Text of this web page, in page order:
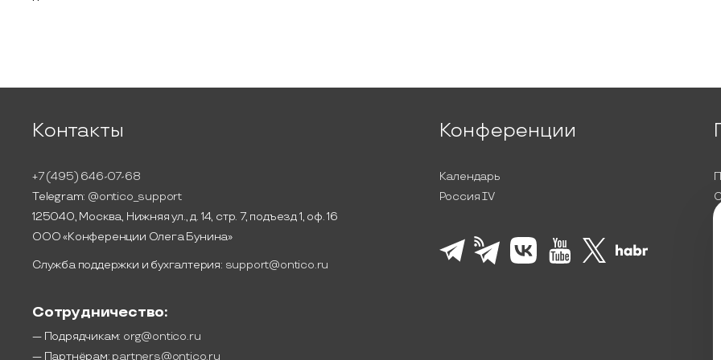
Контакты
+7 (495) 646-07-68
Telegram: @ontico_support
125040, Москва, Нижняя ул., д. 14, стр. 7, подъезд 1, оф. 16
ООО «Конференции Олега Бунина»
Служба поддержки и бухгалтерия: support@ontico.ru
Сотрудничество:
— Подрядчикам: org@ontico.ru
— Партнёрам: partners@ontico.ru
Конференции
Календарь
Россия IV